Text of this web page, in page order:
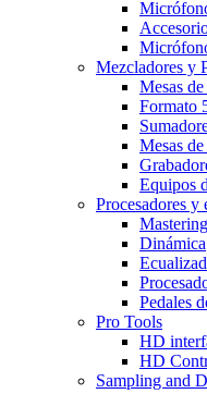
Mezcladores y
Mesas
Formato
Mesas
Equipos
Procesadores y
Mastering
Dinámica
Pedales
Pro Tools
HD
HD
Sampling and